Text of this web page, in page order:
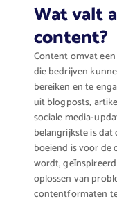
Wat valt
content?
Content omvat
die bedrijven
bereiken en te
uit blogposts,
sociale media-
belangrijkste is
boeiend is voor de
wordt,
oplossen van
contentformaten